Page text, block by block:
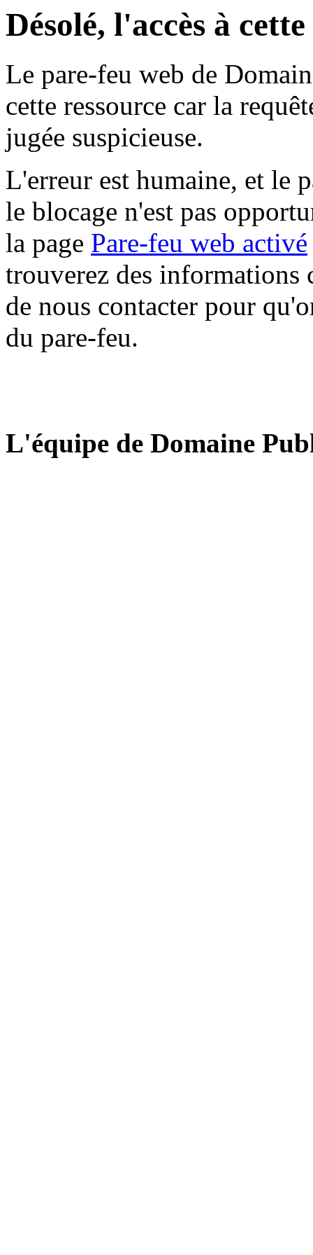
Désolé, l'accès à
Le pare-feu web de
cette ressource car la
jugée suspicieuse.
L'erreur est humaine, et le
le blocage n'est pas
la page Pare-feu web activé
trouverez des informations
de nous contacter pour
du pare-feu.
L'équipe de Domaine